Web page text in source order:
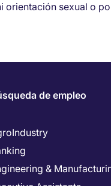
sexual o
de empleo
&